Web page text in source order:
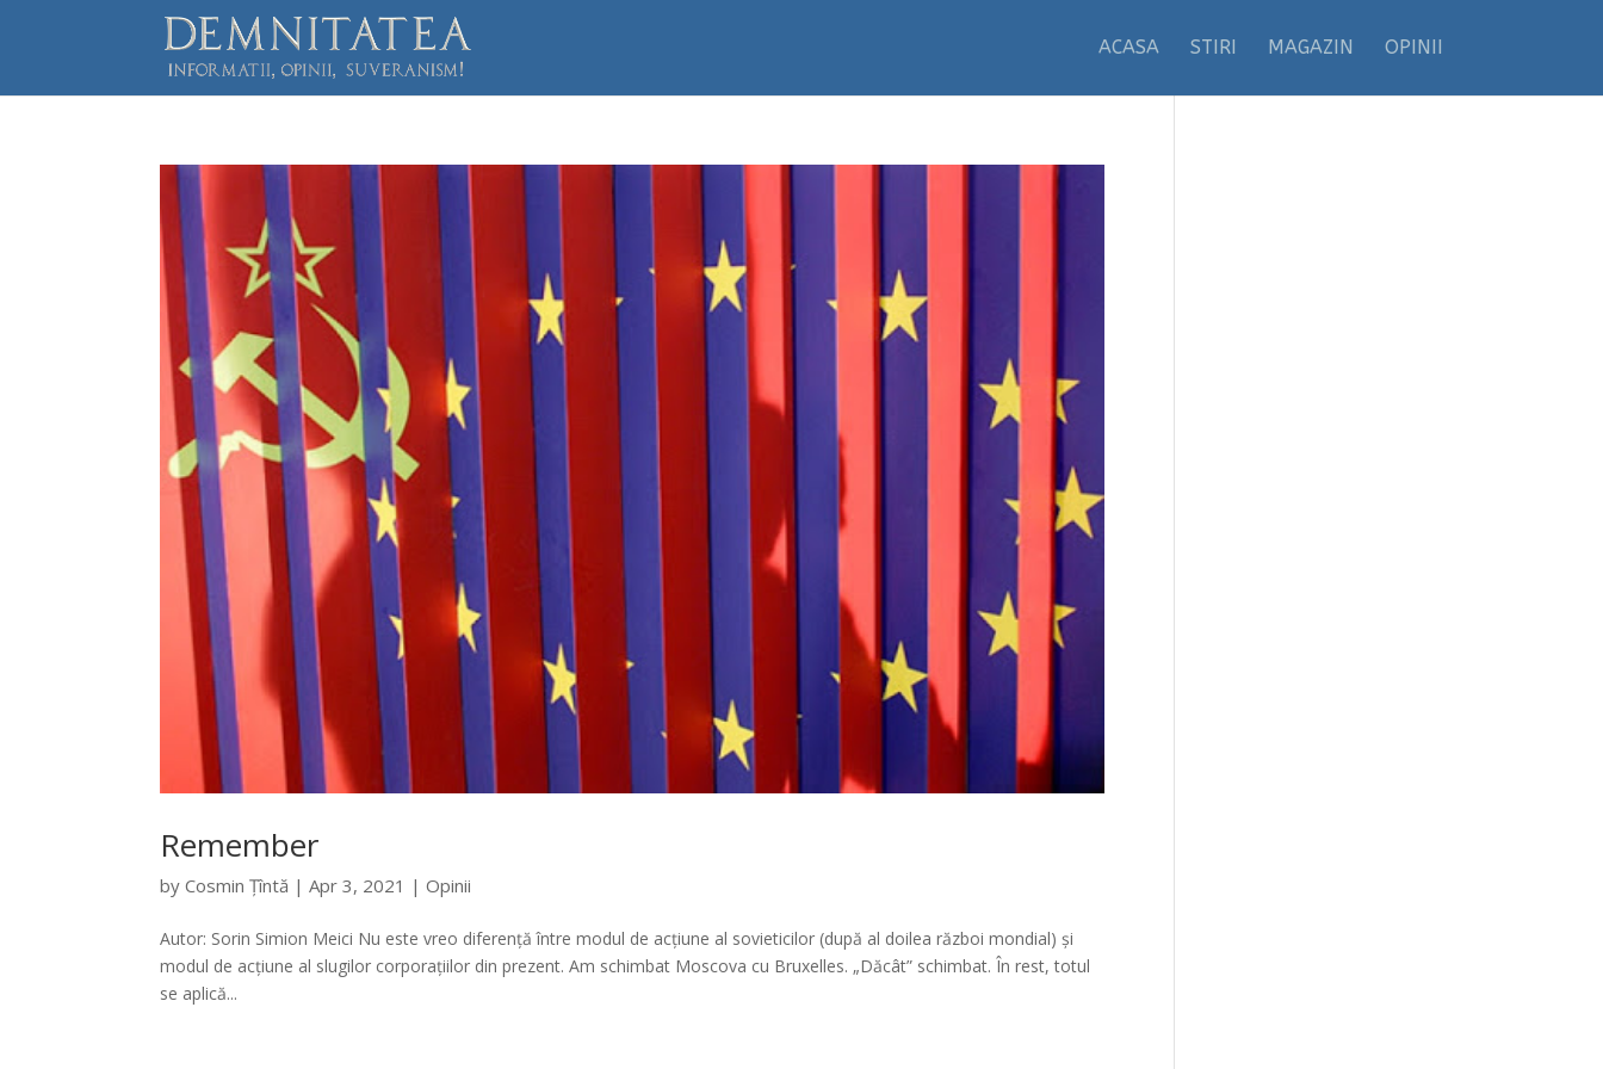
ACASA STIRI MAGAZIN OPINII
Remember
byCosmin Țîntă |Apr 3, 2021 |Opinii
Autor: Sorin Simion Meici Nu este vreo diferență între modul de acțiune al sovieticilor (după al doilea război mondial) și
modul de acțiune al slugilor corporațiilor din prezent. Am schimbat Moscova cu Bruxelles. „Dăcât” schimbat. În rest, totul
se aplică...